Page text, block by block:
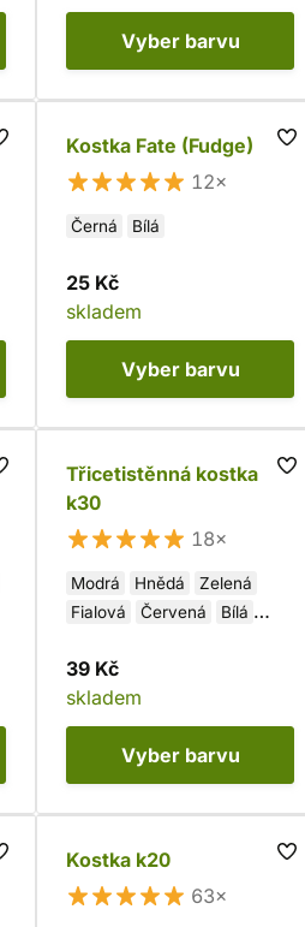
Vyber barvu
Kostka Fate (Fudge)
12×
Černá Bílá
25 Kč
skladem
Vyber barvu
Třicetistěnná kostka
k30
18×
Modrá Hnědá
Zelená
Fialová
Červená
Bílá
39 Kč
skladem
Vyber barvu
Kostka k20
63×